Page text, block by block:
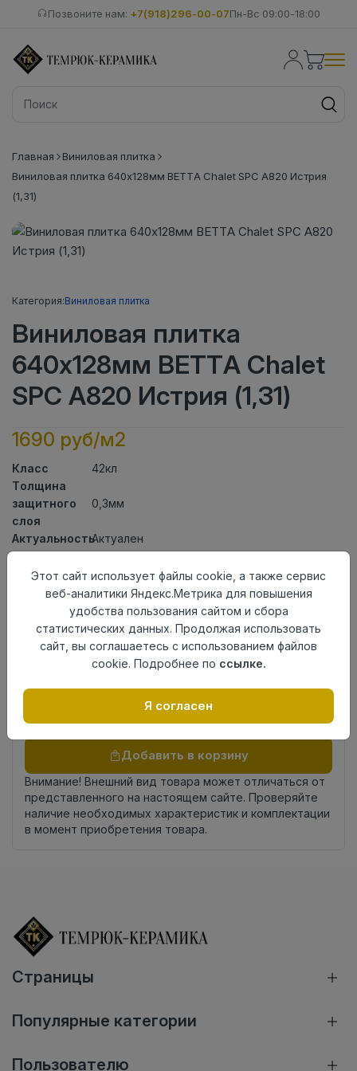
Позвоните нам: +7(918)296-00-07Пн-Вс 09:00-18:00
Главная
Виниловая плитка
Виниловая плитка 640x128мм BETTA Chalet SPC A820 Истрия
(1,31)
Категория:Виниловая плитка
Виниловая плитка
640x128мм BETTA Chalet
SPC A820 Истрия (1,31)
1690 руб/м2
Класс
42кл
Толщина
защитного
слоя
0,3мм
АктуальностьАктуален
Толщина
4,5мм
Размер
доски
640x128мм
Теплый пол
до +27 градусов
Способ
укладки
Замковый метод
4V
происхождения
Китай
Осталось114 упак
Добавить в корзину
Внимание! Внешний вид товара может отличаться от
представленного на настоящем сайте. Проверяйте
наличие необходимых характеристик и комплектации
в момент приобретения товара.
Страницы
Популярные категории
Пользователю
Этот сайт использует файлы cookie, а также сервис
веб-аналитики Яндекс.Метрика для повышения
удобства пользования сайтом и сбора
статистических данных. Продолжая использовать
сайт, вы соглашаетесь с использованием файлов
cookie. Подробнее по ссылке.
Я согласен